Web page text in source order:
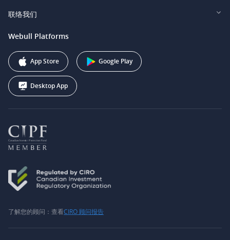
Webull Securities South Africa (Pty) Ltd.
Webull Securities (Australia) Pty. Ltd.
Webull Corporation
投资者关系
联络我们
support@webull.ca
+1 (888) 228-0958
Webull Platforms
App Store Google Play
Desktop App
了解您的顾问：查看CIRO 顾问报告